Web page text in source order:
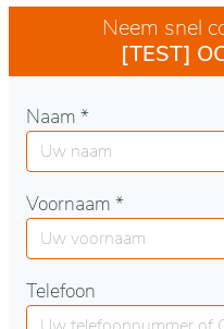
Neem snel
[TEST]
Naam *
Voornaam *
Telefoon